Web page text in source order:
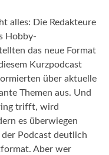
alles: Die Redakteure
Hobby-
das neue Format
Kurzpodcast
über aktuelle
Themen aus. Und
trifft, wird
es überwiegen
Podcast deutlich
Aber wer